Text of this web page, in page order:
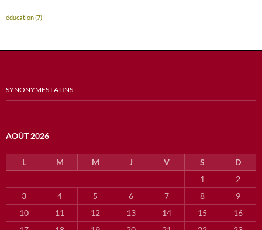
éducation(7)
SYNONYMES LATINS
AOÛT 2026
L M M J V S
D
1
2
3
4 5 6 7 8
9
10
11 12 13 14 15
16